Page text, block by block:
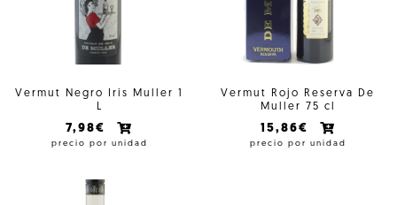
Vermut Negro Iris Muller 1
L
7,98€
precio por unidad
Vermut Rojo Reserva De
Muller 75 cl
15,86€
precio por unidad